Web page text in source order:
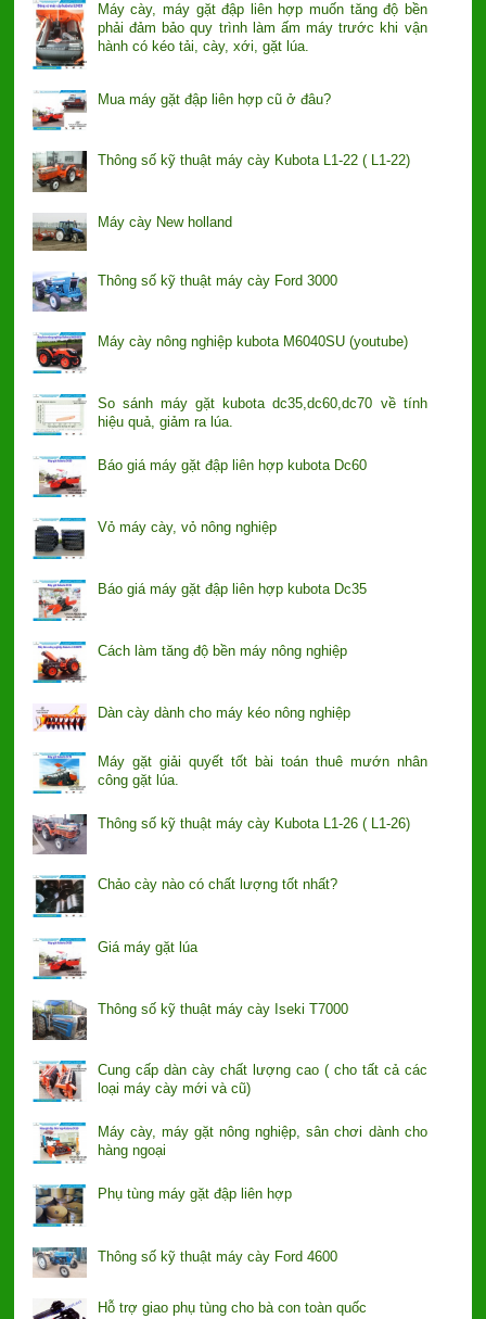
Máy cày, máy gặt đập liên hợp muốn tăng độ bền
phải đảm bảo quy trình làm ấm máy trước khi vận
hành có kéo tải, cày, xới, gặt lúa.
Mua máy gặt đập liên hợp cũ ở đâu?
Thông số kỹ thuật máy cày Kubota L1-22 ( L1-22)
Máy cày New holland
Thông số kỹ thuật máy cày Ford 3000
Máy cày nông nghiệp kubota M6040SU (youtube)
So sánh máy gặt kubota dc35,dc60,dc70 về tính
hiệu quả, giảm ra lúa.
Báo giá máy gặt đập liên hợp kubota Dc60
Vỏ máy cày, vỏ nông nghiệp
Báo giá máy gặt đập liên hợp kubota Dc35
Cách làm tăng độ bền máy nông nghiệp
Dàn cày dành cho máy kéo nông nghiệp
Máy gặt giải quyết tốt bài toán thuê mướn nhân
công gặt lúa.
Thông số kỹ thuật máy cày Kubota L1-26 ( L1-26)
Chảo cày nào có chất lượng tốt nhất?
Giá máy gặt lúa
Thông số kỹ thuật máy cày Iseki T7000
Cung cấp dàn cày chất lượng cao ( cho tất cả các
loại máy cày mới và cũ)
Máy cày, máy gặt nông nghiệp, sân chơi dành cho
hàng ngoại
Phụ tùng máy gặt đập liên hợp
Thông số kỹ thuật máy cày Ford 4600
Hỗ trợ giao phụ tùng cho bà con toàn quốc